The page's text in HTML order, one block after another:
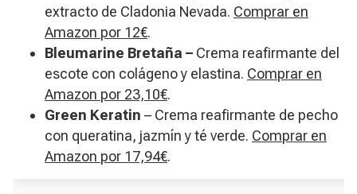
extracto de Cladonia Nevada. Comprar en
Amazon por 12€.
Bleumarine Bretaña – Crema reafirmante del
escote con colágeno y elastina. Comprar en
Amazon por 23,10€.
Green Keratin – Crema reafirmante de pecho
con queratina, jazmín y té verde. Comprar en
Amazon por 17,94€.